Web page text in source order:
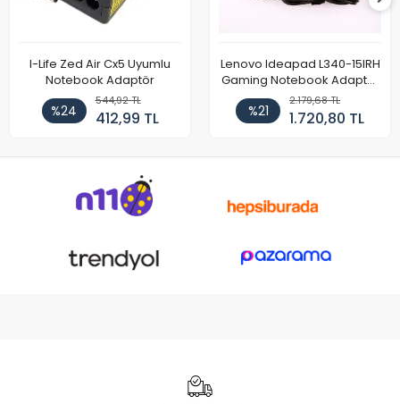
I-Life Zed Air Cx5 Uyumlu
Notebook Adaptör
%24
544,92 TL
412,99 TL
Lenovo Ideapad L340-15IRH
Gaming Notebook Adaptör
Cihazı Şarj Aleti (150W)
%21
2.179,68 TL
1.720,80 TL